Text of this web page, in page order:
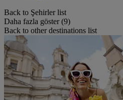
Back to Şehirler list
Daha fazla göster (9)
Back to other destinations list